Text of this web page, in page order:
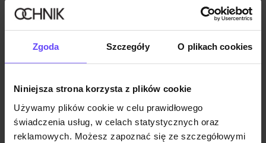
Zgoda Szczegóły O plikach cookies
Niniejsza strona korzysta z plików cookie
Używamy plików cookie w celu prawidłowego
świadczenia usług, w celach statystycznych oraz
reklamowych. Możesz zapoznać się ze szczegółowymi
Szczegóły
Skład i wymiary
Opinie